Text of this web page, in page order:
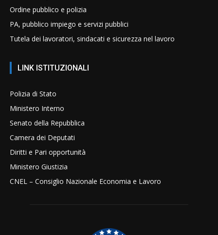
Ordine pubblico e polizia
PA, pubblico impiego e servizi pubblici
Tutela dei lavoratori, sindacati e sicurezza nel lavoro
LINK ISTITUZIONALI
Polizia di Stato
Ministero Interno
Senato della Repubblica
Camera dei Deputati
Diritti e Pari opportunità
Ministero Giustizia
CNEL – Consiglio Nazionale Economia e Lavoro